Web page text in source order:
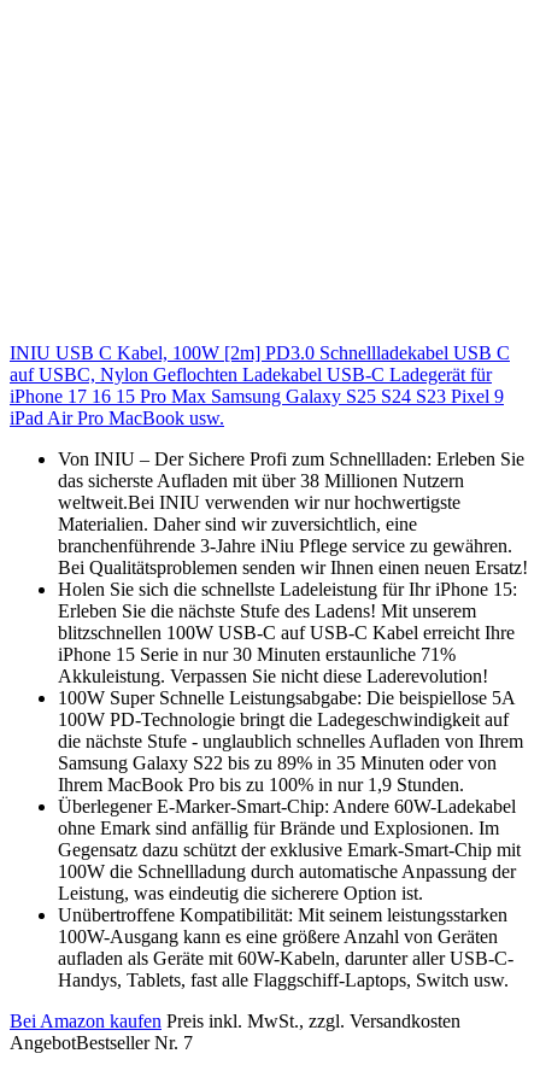
INIU USB C Kabel, 100W [2m] PD3.0 Schnellladekabel USB C
auf USBC, Nylon Geflochten Ladekabel USB-C Ladegerät für
iPhone 17 16 15 Pro Max Samsung Galaxy S25 S24 S23 Pixel 9
iPad Air Pro MacBook usw.
Von INIU – Der Sichere Profi zum Schnellladen: Erleben Sie
das sicherste Aufladen mit über 38 Millionen Nutzern
weltweit.Bei INIU verwenden wir nur hochwertigste
Materialien. Daher sind wir zuversichtlich, eine
branchenführende 3-Jahre iNiu Pflege service zu gewähren.
Bei Qualitätsproblemen senden wir Ihnen einen neuen Ersatz!
Holen Sie sich die schnellste Ladeleistung für Ihr iPhone 15:
Erleben Sie die nächste Stufe des Ladens! Mit unserem
blitzschnellen 100W USB-C auf USB-C Kabel erreicht Ihre
iPhone 15 Serie in nur 30 Minuten erstaunliche 71%
Akkuleistung. Verpassen Sie nicht diese Laderevolution!
100W Super Schnelle Leistungsabgabe: Die beispiellose 5A
100W PD-Technologie bringt die Ladegeschwindigkeit auf
die nächste Stufe - unglaublich schnelles Aufladen von Ihrem
Samsung Galaxy S22 bis zu 89% in 35 Minuten oder von
Ihrem MacBook Pro bis zu 100% in nur 1,9 Stunden.
Überlegener E-Marker-Smart-Chip: Andere 60W-Ladekabel
ohne Emark sind anfällig für Brände und Explosionen. Im
Gegensatz dazu schützt der exklusive Emark-Smart-Chip mit
100W die Schnellladung durch automatische Anpassung der
Leistung, was eindeutig die sicherere Option ist.
Unübertroffene Kompatibilität: Mit seinem leistungsstarken
100W-Ausgang kann es eine größere Anzahl von Geräten
aufladen als Geräte mit 60W-Kabeln, darunter aller USB-C-
Handys, Tablets, fast alle Flaggschiff-Laptops, Switch usw.
Bei Amazon kaufen Preis inkl. MwSt., zzgl. Versandkosten
AngebotBestseller Nr. 7